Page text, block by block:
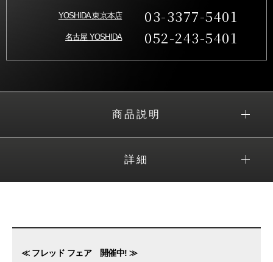
YOSHIDA 東京本店 03-3377-5401
名古屋 YOSHIDA 052-243-5401
商品説明
詳細
≪ フレッド フェア 開催中! ≫